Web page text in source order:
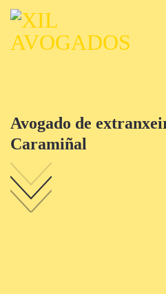
Skip
content
Avogado de
Caramiñal